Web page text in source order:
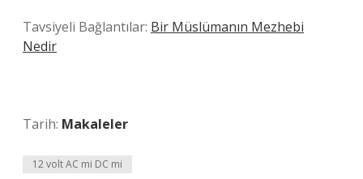
Tavsiyeli Bağlantılar: Bir Müslümanın Mezhebi
Nedir
Tarih: Makaleler
12 volt AC mi DC mi